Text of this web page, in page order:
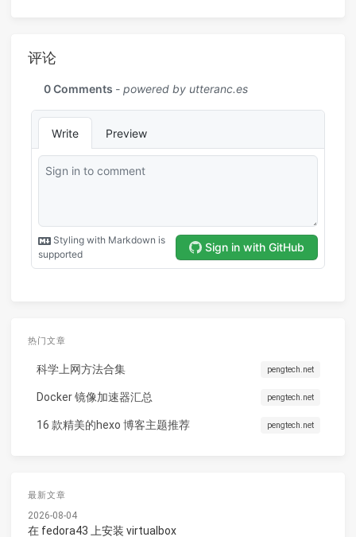
评论
热门文章
科学上网方法合集 pengtech.net
Docker 镜像加速器汇总 pengtech.net
16 款精美的hexo 博客主题推荐 pengtech.net
最新文章
2026-08-04
在 fedora43 上安装 virtualbox